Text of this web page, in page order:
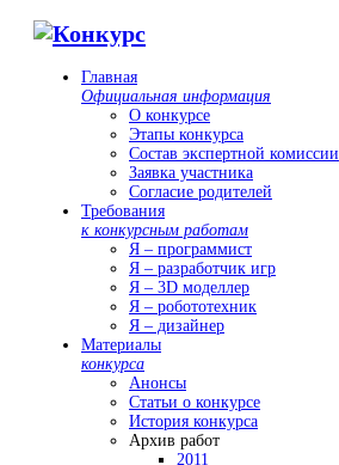
Главная
Официальная информация
О конкурсе
Этапы конкурса
Состав экспертной комиссии
Заявка участника
Согласие родителей
Требования
к конкурсным работам
Я – программист
Я – разработчик игр
Я – 3D моделлер
Я – робототехник
Я – дизайнер
Материалы
конкурса
Анонсы
Статьи о конкурсе
История конкурса
Архив работ
2011